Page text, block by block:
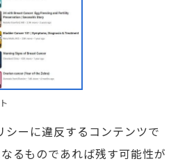
ーに違反するコンテンツで
るものであれば残す可能性が